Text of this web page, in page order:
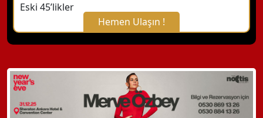
Eski 45’likler
Hemen Ulaşın !
X Kapat
WhatsApp ile Bilgi Alın
Hemen Arayın